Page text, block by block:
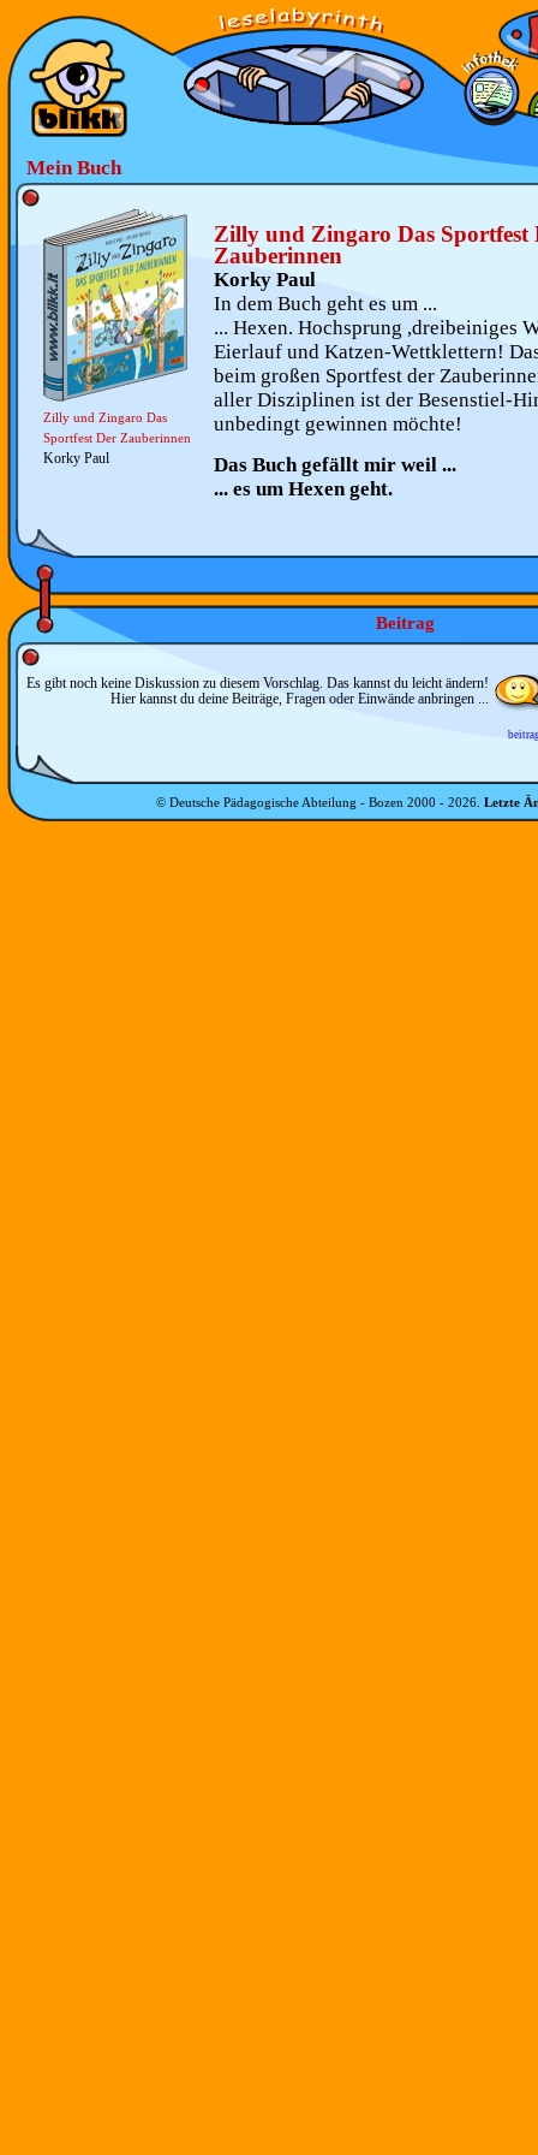
Mein Buch
Zilly und Zingaro Das
Sportfest Der Zauberinnen
Korky Paul
Zilly und Zingaro Das Sportfest
Zauberinnen
Korky Paul
In dem Buch geht es um ...
... Hexen. Hochsprung ,dreibeiniges
Eierlauf und Katzen-Wettklettern!
beim großen Sportfest der
aller Disziplinen ist der Besenstiel-
unbedingt gewinnen möchte!
Das Buch gefällt mir weil ...
... es um Hexen geht.
Beitrag
Es gibt noch keine Diskussion zu diesem Vorschlag. Das kannst du leicht ändern!
Hier kannst du deine Beiträge, Fragen oder Einwände anbringen ...
© Deutsche Pädagogische Abteilung - Bozen 2000 - 2026 Letzte